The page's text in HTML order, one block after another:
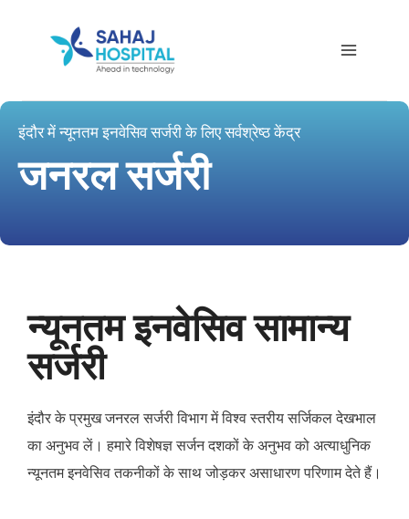
इंदौर में न्यूनतम इनवेसिव सर्जरी के लिए सर्वश्रेष्ठ केंद्र
जनरल सर्जरी
न्यूनतम इनवेसिव सामान्य
सर्जरी
इंदौर के प्रमुख जनरल सर्जरी विभाग में विश्व स्तरीय सर्जिकल देखभाल
का अनुभव लें। हमारे विशेषज्ञ सर्जन दशकों के अनुभव को अत्याधुनिक
न्यूनतम इनवेसिव तकनीकों के साथ जोड़कर असाधारण परिणाम देते हैं।